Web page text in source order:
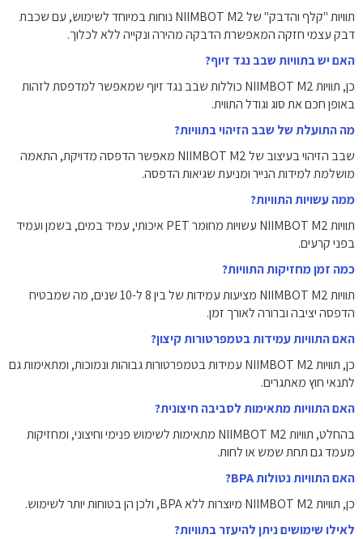
תוויות "קלף והדבק" של NIIMBOT M2 נוחות במיוחד לשימוש, עם שכבת
דבק עצמי חזקה המאפשרת הדבקה מהירה ונקייה ללא לכלוך.
האם יש בתוויות שבב נגד זיוף?
כן, תוויות NIIMBOT M2 כוללות שבב נגד זיוף שמאפשר למדפסת לזהות
באופן חכם את סוג וגודל התווית.
מה התועלת של שבב הזיהוי בתוויות?
שבב הזיהוי בעיצוב של NIIMBOT M2 מאפשר הדפסה מדויקת, התאמה
מושלמת למידות הנייר ומניעת שגיאות הדפסה.
ממה עשויות התוויות?
תוויות NIIMBOT M2 עשויות מחומר PET איכותי, עמיד במים, בשמן ועמיד
בפני קרעים.
כמה זמן מחזיקות התוויות?
תוויות NIIMBOT M2 מציעות עמידות של בין 8 ל-10 שנים, מה שמבטיח
הדפסה יציבה וברורה לאורך זמן.
האם התוויות עמידות בטמפרטורות קיצון?
כן, תוויות NIIMBOT M2 עמידות בטמפרטורות גבוהות ונמוכות, ומתאימות גם
לתנאי חוץ מאתגרים.
האם התוויות מתאימות לסביבה חיצונית?
בהחלט, תוויות NIIMBOT M2 מתאימות לשימוש פנימי וחיצוני, ומחזיקות
מעמד גם תחת שמש או לחות.
האם התוויות נטולות BPA?
כן, תוויות NIIMBOT M2 מיוצרות ללא BPA, ולכן הן בטוחות יותר לשימוש.
לאילו שימושים ניתן להיעזר בתוויות?